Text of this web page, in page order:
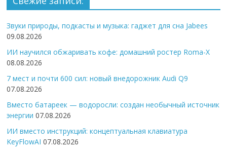
Звуки природы, подкасты и музыка: гаджет для сна Jabees
09.08.2026
ИИ научился обжаривать кофе: домашний ростер Roma-X
08.08.2026
7 мест и почти 600 сил: новый внедорожник Audi Q9
07.08.2026
Вместо батареек — водоросли: создан необычный источник
энергии 07.08.2026
ИИ вместо инструкций: концептуальная клавиатура
KeyFlowAI 07.08.2026